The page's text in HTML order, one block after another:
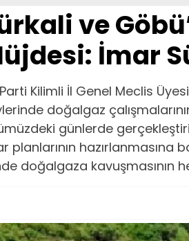
ve
İmar
Kilimli İl Genel Meclis
doğalgaz
günlerde
planlarının hazırlanmasına
doğalgaza kavuşmasının